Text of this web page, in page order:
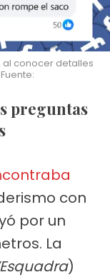
al conocer detalles
con
por un
La
)